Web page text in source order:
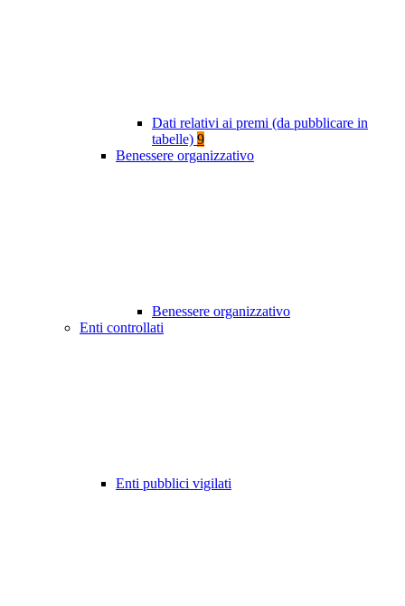
Dati relativi ai premi (da pubblicare in
tabelle) 9
Benessere organizzativo
Benessere organizzativo
Enti controllati
Enti pubblici vigilati